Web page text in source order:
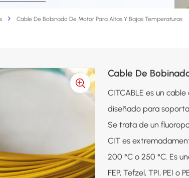
Cable De Bobinado De Motor Para Altas Y Bajas Temperaturas
Cable De
CITCABLE es un
diseñado para
Se trata de un
CIT es
200 °C o 250 °C. Es
FEP, Tefzel, TPI, PEI o